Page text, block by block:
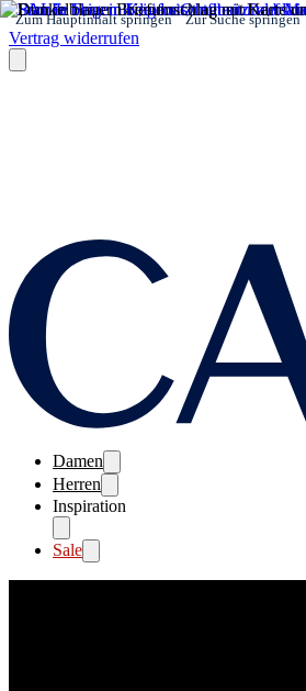
Zum Hauptinhalt springen Zur Suche springen
Vertrag widerrufen
Damen
Herren
Inspiration
Sale